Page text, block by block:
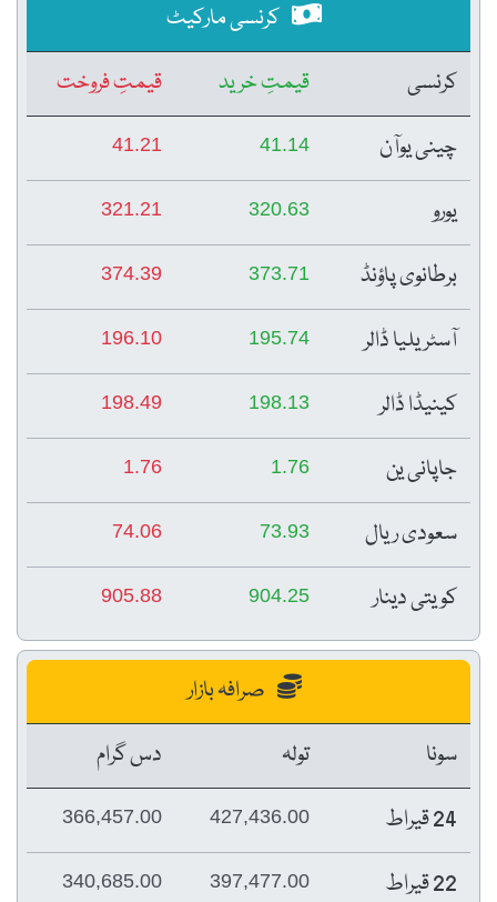
کرنسی مارکیٹ
کرنسی
قیمتِ خرید
قیمتِ فروخت
چینی یوآن
41.14
41.21
یورو 320.63
321.21
برطانوی پاؤنڈ 373.71
374.39
آسٹریلیا ڈالر 195.74
196.10
کینیڈا ڈالر 198.13
198.49
جاپانی ین 1.76
1.76
سعودی ریال 73.93
74.06
کویتی دینار 904.25
905.88
صرافہ بازار
سونا
تولہ
دس گرام
24 قیراط
427,436.00
366,457.00
22 قیراط 397,477.00
340,685.00